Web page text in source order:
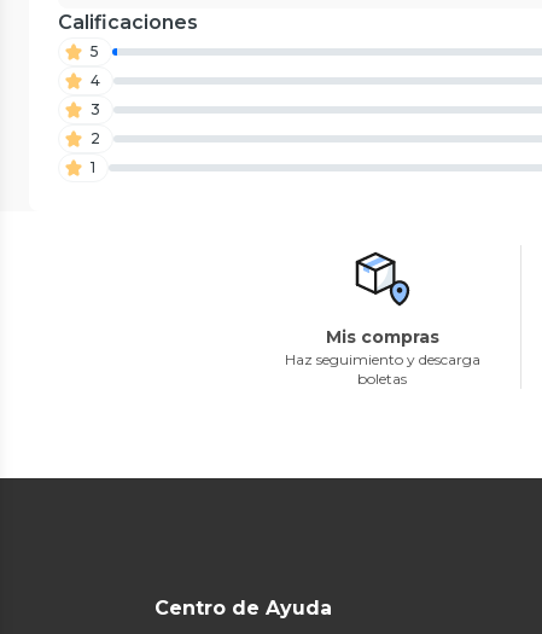
Calificaciones
5
4
3
2
1
Mis compras
Haz seguimiento y descarga
boletas
Centro de Ayuda